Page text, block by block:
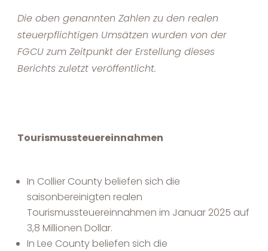
Die oben genannten Zahlen zu den realen
steuerpflichtigen Umsätzen wurden von der
FGCU zum Zeitpunkt der Erstellung dieses
Berichts zuletzt veröffentlicht.
Tourismussteuereinnahmen
In Collier County beliefen sich die
saisonbereinigten realen
Tourismussteuereinnahmen im Januar 2025 auf
3,8 Millionen Dollar.
In Lee County beliefen sich die